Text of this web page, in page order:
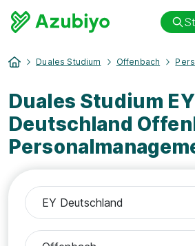
Duales Studium Offenbach
Duales Studium EY
Deutschland